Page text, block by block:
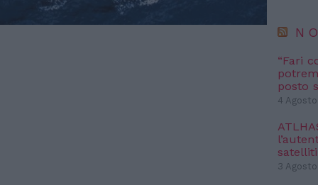
“Fari
posto
4
satelliti
3